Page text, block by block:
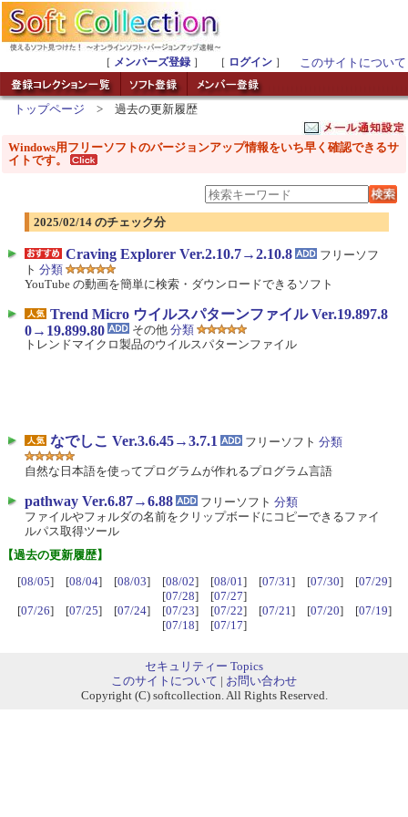
［ メンバーズ登録 ］ ［ ログイン ］ このサイトについて
トップページ > 過去の更新履歴
Windows用フリーソフトのバージョンアップ情報をいち早く確認できるサ
イトです。
2025/02/14 のチェック分
Craving Explorer Ver.2.10.7→2.10.8
フリーソフ
ト 分類
YouTube の動画を簡単に検索・ダウンロードできるソフト
Trend Micro ウイルスパターンファイル Ver.19.897.8
0→19.899.80 その他 分類
トレンドマイクロ製品のウイルスパターンファイル
なでしこ Ver.3.6.45→3.7.1 フリーソフト 分類
自然な日本語を使ってプログラムが作れるプログラム言語
pathway Ver.6.87→6.88 フリーソフト 分類
ファイルやフォルダの名前をクリップボードにコピーできるファイ
ルパス取得ツール
【過去の更新履歴】
[08/05] [08/04] [08/03] [08/02] [08/01] [07/31] [07/30] [07/29]
[07/28] [07/27]
[07/26] [07/25] [07/24] [07/23] [07/22] [07/21] [07/20] [07/19]
[07/18] [07/17]
セキュリティー Topics
このサイトについて | お問い合わせ
Copyright (C) softcollection. All Rights Reserved.